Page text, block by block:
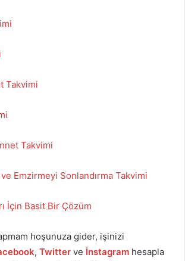
Takvimi
Takvimi
Emzirmeyi Sonlandırma Takvimi
İçin Basit Bir Çözüm
hoşunuza gider, işinizi
, Twitter ve İnstagram hesapla